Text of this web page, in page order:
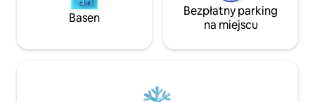
Basen
Bezpłatny parking
na miejscu